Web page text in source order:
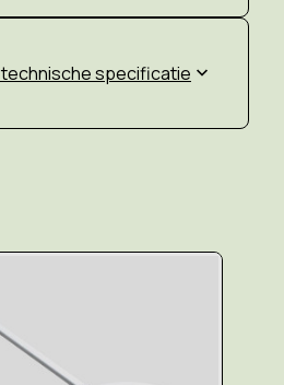
technische specificatie